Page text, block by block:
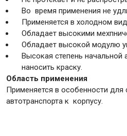
Во время применения не
Применяется в холодном
Обладает высокими
Обладает высокой модулю
Высокая степень
наносить краску.
Область применения
Применяется в особенности для
автотранспорта к корпусу.